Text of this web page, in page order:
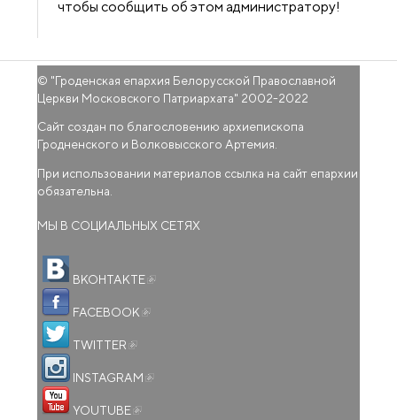
чтобы сообщить об этом администратору!
© "Гроденская епархия Белорусской Православной
Церкви Московского Патриархата" 2002-2022
Сайт создан по благословению архиепископа
Гродненского и Волковысского Артемия.
При использовании материалов ссылка на сайт епархии
обязательна.
МЫ В СОЦИАЛЬНЫХ СЕТЯХ
ВКОНТАКТЕ
FACEBOOK
TWITTER
INSTAGRAM
YOUTUBE